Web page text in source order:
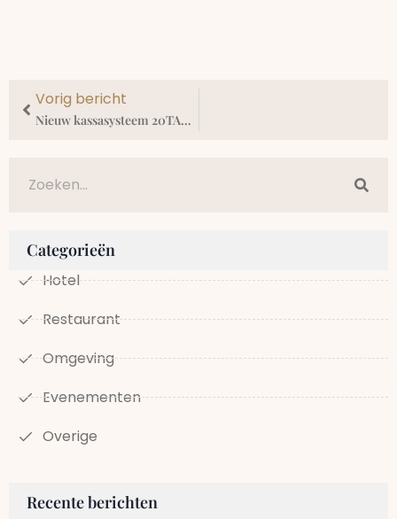
Vorig bericht
Nieuw kassasysteem 20TABS: sneller, slimmer en meer service
Categorieën
Hotel
Restaurant
Omgeving
Evenementen
Overige
Recente berichten